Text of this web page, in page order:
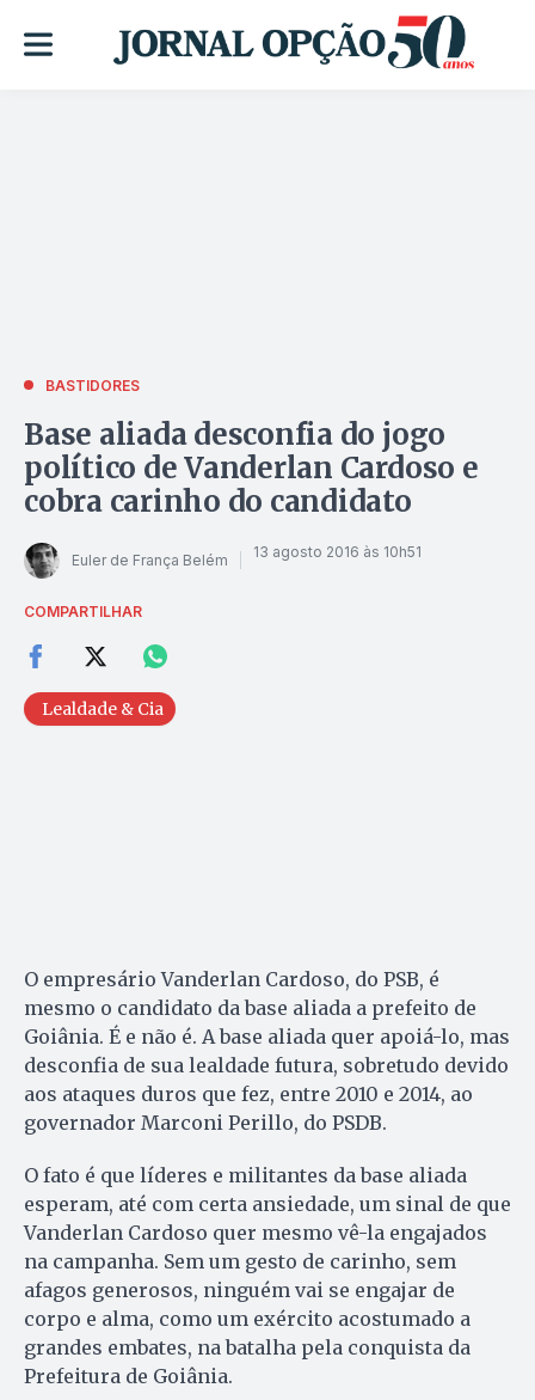
BASTIDORES
Base aliada desconfia do jogo
político de Vanderlan Cardoso e
cobra carinho do candidato
Euler de França Belém 13 agosto 2016 às 10h51
COMPARTILHAR
Lealdade & Cia
O empresário Vanderlan Cardoso, do PSB, é
mesmo o candidato da base aliada a prefeito de
Goiânia. É e não é. A base aliada quer apoiá-lo, mas
desconfia de sua lealdade futura, sobretudo devido
aos ataques duros que fez, entre 2010 e 2014, ao
governador Marconi Perillo, do PSDB.
O fato é que líderes e militantes da base aliada
esperam, até com certa ansiedade, um sinal de que
Vanderlan Cardoso quer mesmo vê-la engajados
na campanha. Sem um gesto de carinho, sem
afagos generosos, ninguém vai se engajar de
corpo e alma, como um exército acostumado a
grandes embates, na batalha pela conquista da
Prefeitura de Goiânia.